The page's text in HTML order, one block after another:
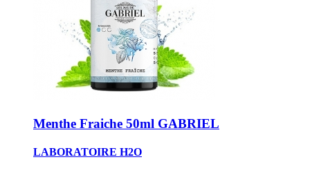
Menthe Fraiche 50ml GABRIEL
LABORATOIRE H2O